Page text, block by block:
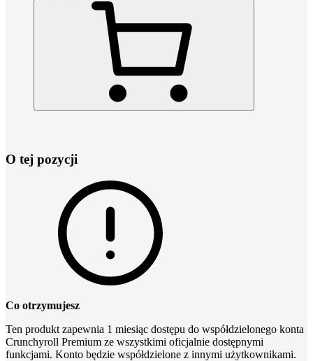
O tej pozycji
Co otrzymujesz
Ten produkt zapewnia 1 miesiąc dostępu do współdzielonego konta
Crunchyroll Premium ze wszystkimi oficjalnie dostępnymi
funkcjami. Konto będzie współdzielone z innymi użytkownikami.